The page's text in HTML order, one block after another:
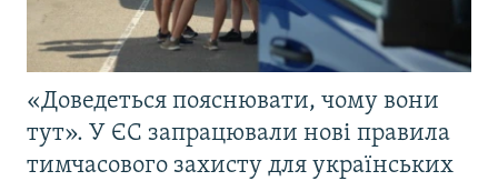
«Доведеться пояснювати, чому вони
тут». У ЄС запрацювали нові правила
тимчасового захисту для українських